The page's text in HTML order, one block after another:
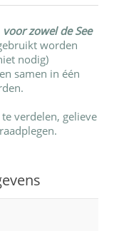
voor zowel de See
worden
nodig)
samen in één
verdelen, gelieve